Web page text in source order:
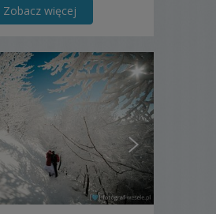
Zobacz więcej